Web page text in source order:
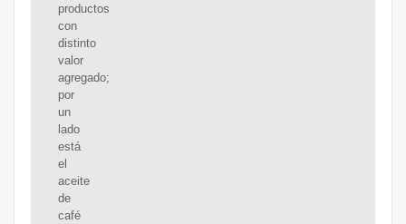
productos
con
distinto
valor
agregado;
por
un
lado
está
el
aceite
de
café